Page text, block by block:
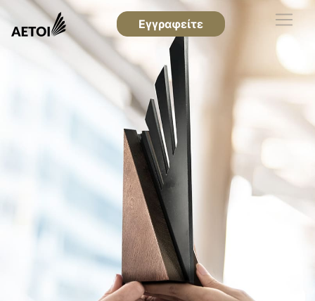
Εγγραφείτε